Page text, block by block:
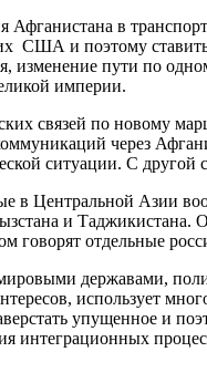
Афганистана в
США и поэтому
пути по
империи.
связей по новому
через
ситуации. С
в Центральной Азии
и Таджикистана.
говорят отдельные
державами,
использует
упущенное
интеграционных